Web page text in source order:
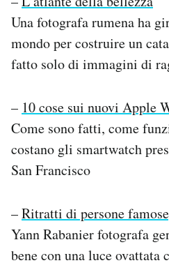
Una fotografa rumena ha
mondo per costruire un
fatto solo di immagini di
– 10 cose sui nuovi Apple
Come sono fatti, come
costano gli smartwatch
San Francisco
–Ritratti di persone
Yann Rabanier fotografa
bene con una luce ovattata